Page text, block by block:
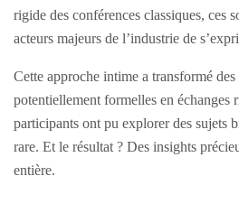
rigide des conférences classiques, ces
acteurs majeurs de l’industrie de
Cette approche intime a transformé des
potentiellement formelles en échanges
participants ont pu explorer des sujets
rare. Et le résultat ? Des insights
entière.